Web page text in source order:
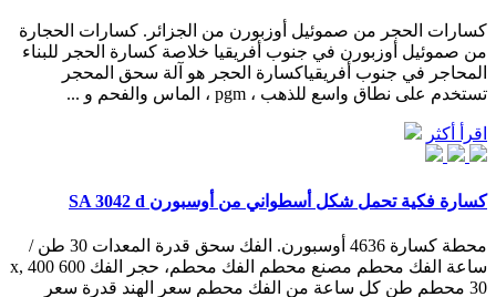
كسارات الحجر من صموئيل أوزبورن من الجزائر. كسارات الحجارة
من صموئيل أوزبورن في جنوب أفريقيا خلاصة كسارة الحجر للبناء
المحاجر في جنوب أفريقياكسارة الحجر هو آلة سحق المحجر
تستخدم على نطاق واسع للذهب ، pgm ، الماس والفحم و ...
اقرأ أكثر
كسارة فكية تحمل شكل أسطواني من أوسبورن SA 3042 d
محطة كسارة 4636 أوسبورن. الفك سحق قدرة المعدات 30 طن /
ساعة الفك محطم مصنع محطم الفك محطم، حجر الفك 600 400 x,
30 محطم طن كل ساعة من الفك محطم سعر الهند قدرة سعر